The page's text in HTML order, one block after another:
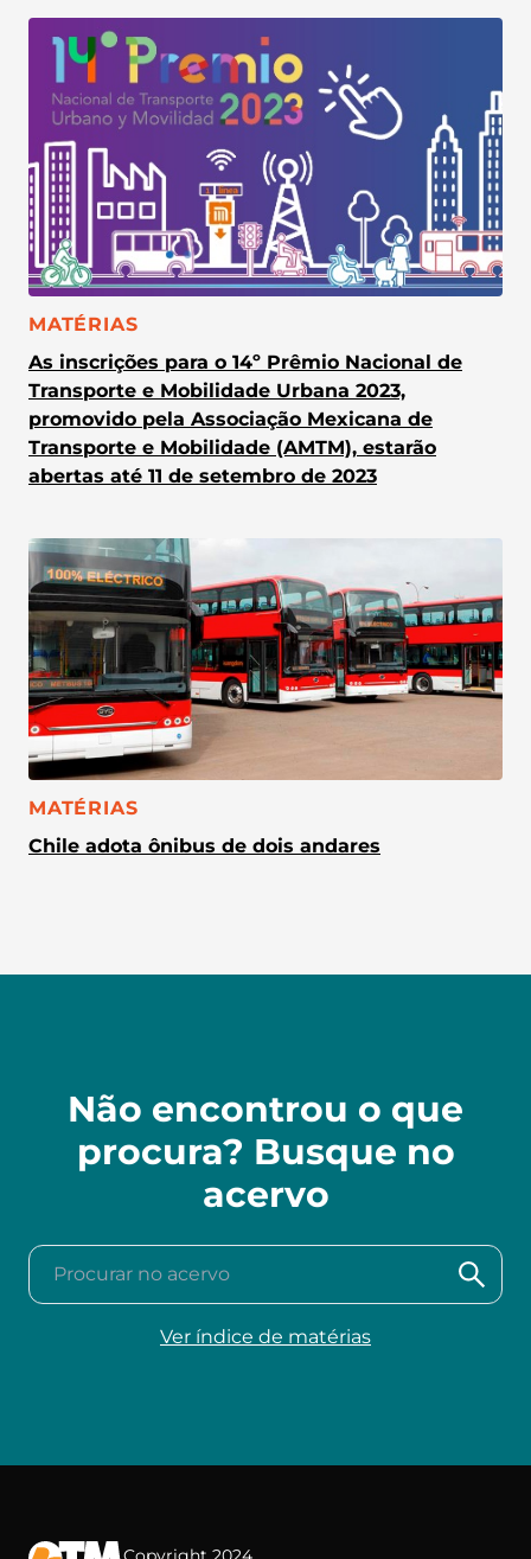
CATEGORIA:
MATÉRIAS
As inscrições para o 14º Prêmio Nacional de
Transporte e Mobilidade Urbana 2023,
promovido pela Associação Mexicana de
Transporte e Mobilidade (AMTM), estarão
abertas até 11 de setembro de 2023
CATEGORIA:
MATÉRIAS
Chile adota ônibus de dois andares
Não encontrou o que
procura? Busque no
acervo
Procurar no acervo
Ver índice de matérias